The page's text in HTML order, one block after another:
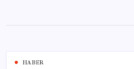
content
HABER